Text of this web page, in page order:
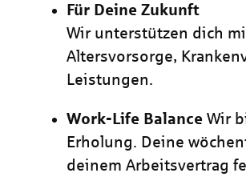
Für Deine Zukunft
Wir unterstützen dich
Altersvorsorge,
Leistungen.
Work-Life Balance Wir
Erholung. Deine
deinem Arbeitsvertrag